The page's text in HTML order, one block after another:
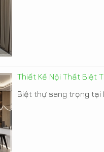
Thiết Kế Nội Thất Biệt
Biệt thự sang trọng tại